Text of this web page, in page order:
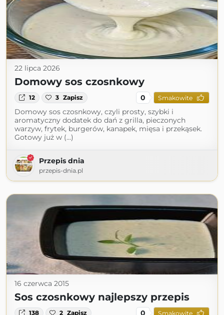
22 lipca 2026
Domowy sos czosnkowy
12 3 Zapisz 0 Smakowite
Domowy sos czosnkowy, czyli prosty, szybki i
aromatyczny dodatek do dań z grilla, pieczonych
warzyw, frytek, burgerów, kanapek, mięsa i przekąsek.
Gotowy już w (...)
Przepis dnia
przepis-dnia.pl
16 czerwca 2015
Sos czosnkowy najlepszy przepis
138 2 Zapisz 0 Smakowite